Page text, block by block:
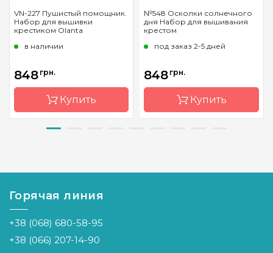
VN-227 Пушистый помощник.
Набор для вышивки
крестиком Olanta
в наличии
848 грн.
Купить
Страна-
Украина
Размер
22х22
Канва
Aida
Zweigart
16 белая
№548 Осколки солнечного
дня Набор для вышивания
крестом
под заказ 2-5 дней
848 грн.
Купить
Горячая линия
+38 (068) 680-58-95
+38 (066) 207-14-90